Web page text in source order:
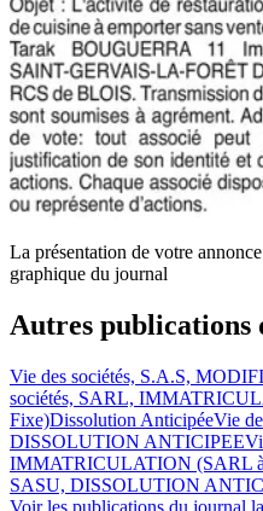
La présentation de votre
graphique du journal
Autres publications
Vie des sociétés, S.A.S,
sociétés, SARL,
Fixe)Dissolution AnticipéeVie
DISSOLUTION ANTICIPEE
IMMATRICULATION (SARL
SASU, DISSOLUTION
Voir les publications du journal